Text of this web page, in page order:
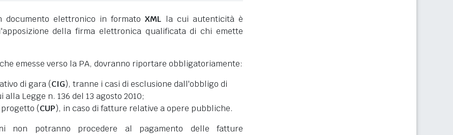
documento elettronico in formatoXML la cui autenticità è
della firma elettronica qualificata di chi emette
emesse verso la PA, dovranno riportare obbligatoriamente:
di gara (CIG), tranne i casi di esclusione dall'obbligo di
Legge n. 136 del 13 agosto 2010;
(CUP), in caso di fatture relative a opere pubbliche.
non potranno procedere al pagamento delle fatture